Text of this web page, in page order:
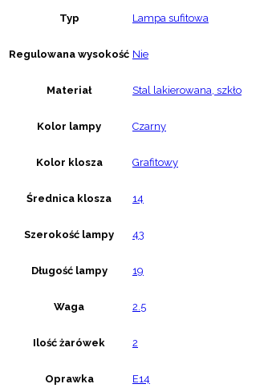
Typ Lampa sufitowa
Regulowana wysokość Nie
Materiał Stal lakierowana, szkło
Kolor lampy Czarny
Kolor klosza Grafitowy
Średnica klosza 14
Szerokość lampy 43
Długość lampy 19
Waga 2.5
Ilość żarówek 2
Oprawka E14